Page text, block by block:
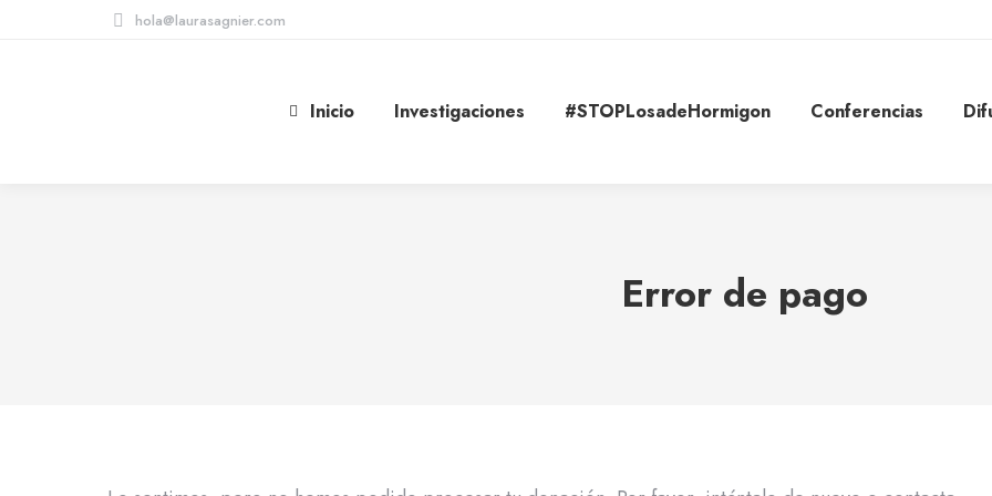
hola@laurasagnier.com
Inicio Investigaciones #STOPLosadeHormigon Conferencias
Error de pago